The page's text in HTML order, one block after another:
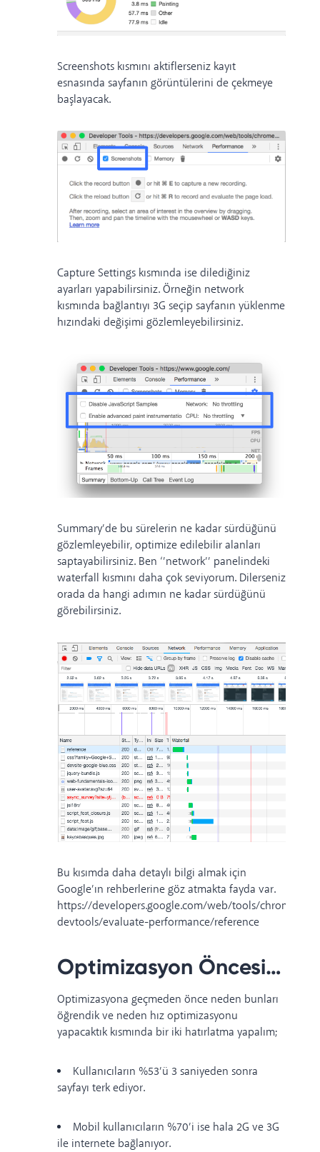
Screenshots kısmını aktiflerseniz kayıt
esnasında sayfanın görüntülerini de çekmeye
başlayacak.
Capture Settings kısmında ise dilediğiniz
ayarları yapabilirsiniz. Örneğin network
kısmında bağlantıyı 3G seçip sayfanın yüklenme
hızındaki değişimi gözlemleyebilirsiniz.
Summary’de bu sürelerin ne kadar sürdüğünü
gözlemleyebilir, optimize edilebilir alanları
saptayabilirsiniz. Ben ‘’network’’ panelindeki
waterfall kısmını daha çok seviyorum. Dilerseniz
orada da hangi adımın ne kadar sürdüğünü
görebilirsiniz.
Bu kısımda daha detaylı bilgi almak için
Google’ın rehberlerine göz atmakta fayda var.
https://developers.google.com/web/tools/chrome-
devtools/evaluate-performance/reference
Optimizasyon Öncesi…
Optimizasyona geçmeden önce neden bunları
öğrendik ve neden hız optimizasyonu
yapacaktık kısmında bir iki hatırlatma yapalım;
Kullanıcıların %53’ü 3 saniyeden sonra
sayfayı terk ediyor.
Mobil kullanıcıların %70’i ise hala 2G ve 3G
ile internete bağlanıyor.